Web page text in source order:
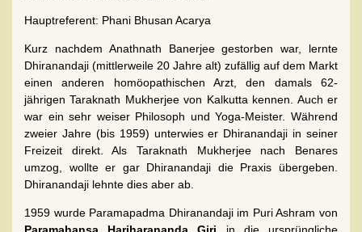
Hauptreferent: Phani Bhusan Acarya
Kurz nachdem Anathnath Banerjee gestorben war, lernte
Dhiranandaji (mittlerweile 20 Jahre alt) zufällig auf dem Markt
einen anderen homöopathischen Arzt, den damals 62-
jährigen Taraknath Mukherjee von Kalkutta kennen. Auch er
war ein sehr weiser Philosoph und Yoga-Meister. Während
zweier Jahre (bis 1959) unterwies er Dhiranandaji in seiner
Freizeit direkt. Als Taraknath Mukherjee nach Benares
umzog, wollte er gar Dhiranandaji die Praxis übergeben.
Dhiranandaji lehnte dies aber ab.
1959 wurde Paramapadma Dhiranandaji im Puri Ashram von